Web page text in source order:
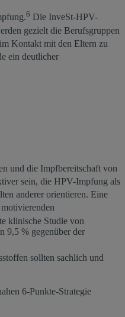
6 Die InveSt-HPV-
gezielt die Berufsgruppen
Kontakt mit den Eltern zu
ein deutlicher
und die Impfbereitschaft von
sein, die HPV-Impfung als
anderer orientieren. Eine
klinische Studie von
9,5 % gegenüber der
sollten sachlich und
6-Punkte-Strategie